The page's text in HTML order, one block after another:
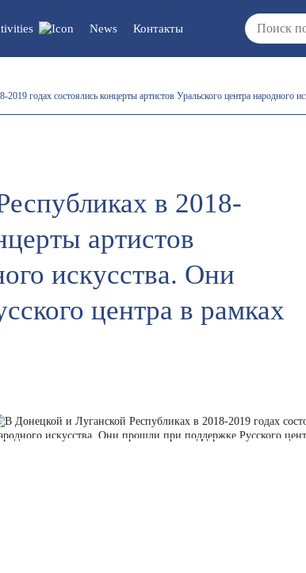
Vacancies
News Контакты
годах состоялись концерты артистов Уральского центра народного
в 2018-
артистов
искусства. Они
центра в рамках